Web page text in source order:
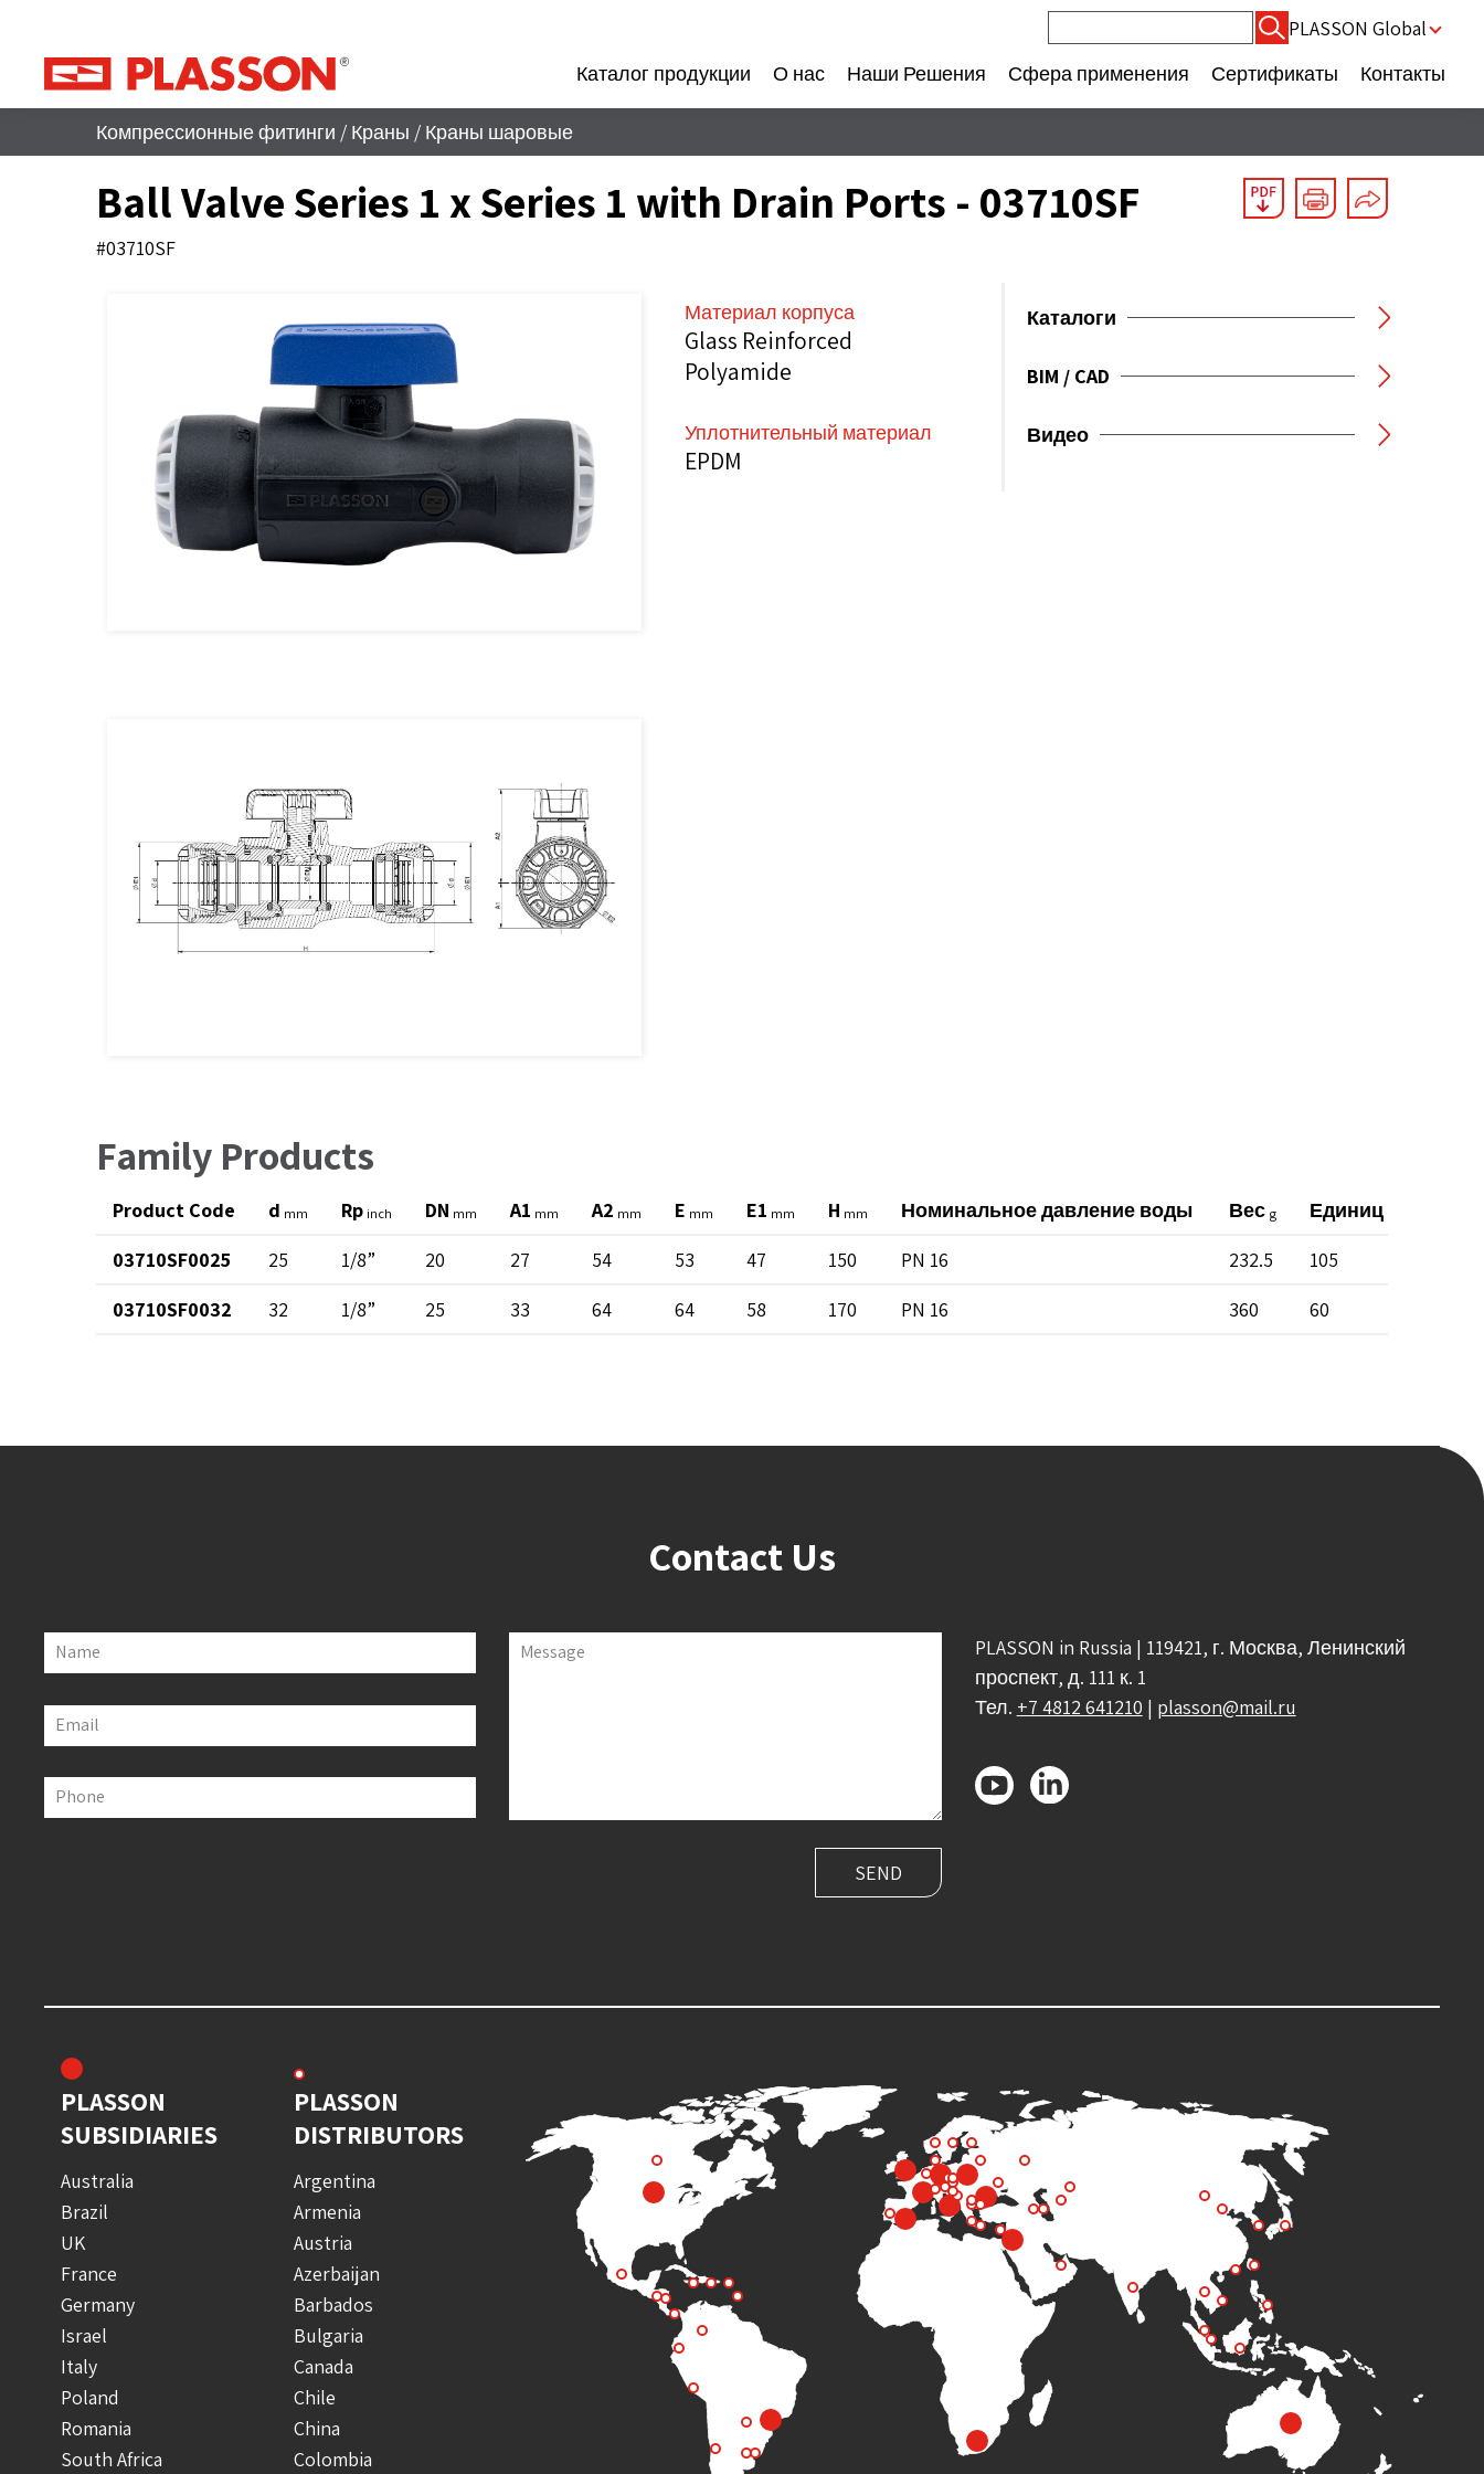
PLASSON Global
Каталог продукции
О нас Наши Решения Сфера применения Сертификаты Контакты
Компрессионные фитинги / Краны / Краны шаровые
Ball Valve Series 1 x Series 1 with Drain Ports - 03710SF
#03710SF
Материал корпуса
Glass Reinforced
Polyamide
Уплотнительный материал
EPDM
Каталоги
BIM / CAD
Видео
Family Products
Product Code d mm Rp inch DN mm A1 mm A2 mm E mm E1 mm H mm Номинальное давление воды Вес g
Единиц в коробке
03710SF0025
25 1/8” 20 27 54 53 47 150 PN 16 232.5
105
03710SF0032
32 1/8” 25 33 64 64 58 170 PN 16 360 60
Contact Us
Name
Email
Phone
Message
PLASSON in Russia | 119421, г. Москва, Ленинский
проспект, д. 111 к. 1
Тел. +7 4812 641210 | plasson@mail.ru
PLASSON
SUBSIDIARIES
Australia
Brazil
UK
France
Germany
Israel
Italy
Poland
Romania
South Africa
PLASSON
DISTRIBUTORS
Argentina
Armenia
Austria
Azerbaijan
Barbados
Bulgaria
Canada
Chile
China
Colombia